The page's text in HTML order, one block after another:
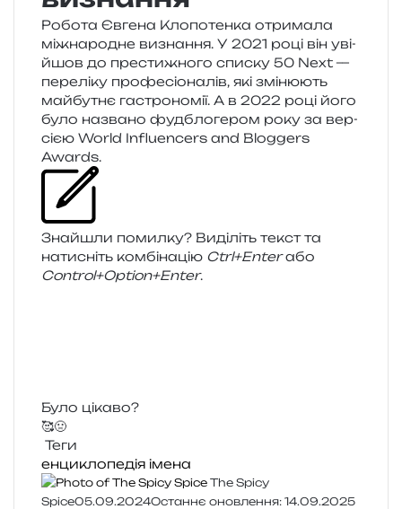
Робота Євгена Клопотенка отри­ма­ла
між­на­ро­дне визна­н­ня. У 2021 році він уві­
йшов до пре­сти­жно­го спи­ску 50 Next —
пере­лі­ку про­фе­сіо­на­лів, які змі­ню­ють
май­бу­тнє гастро­но­мії. А в 2022 році його
було назва­но фудбло­ге­ром року за вер­
сі­єю World Influencers and Bloggers
Awards.
Знайшли помил­ку? Виділіть текст та
нати­сніть ком­бі­на­цію Ctrl+Enterабо
Control+Option+Enter.
Було цікаво?
🥰🤢
Теги
енциклопедія імена
The Spicy
Spice05.09.2024Останнє оновлення: 14.09.2025